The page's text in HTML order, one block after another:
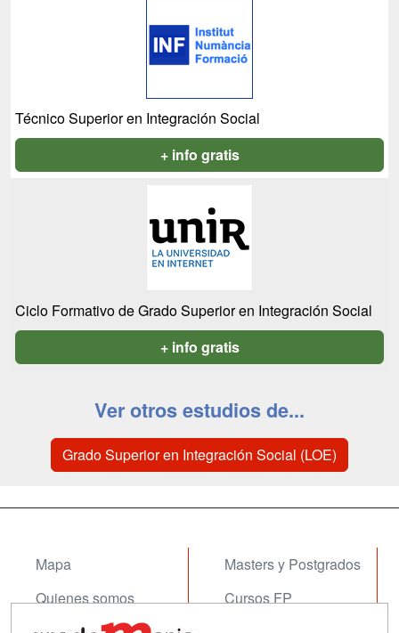
Técnico Superior en Integración Social
+ info gratis
Ciclo Formativo de Grado Superior en Integración Social
+ info gratis
Ver otros estudios de...
Grado Superior en Integración Social (LOE)
Mapa
Quienes somos
Masters y Postgrados
Cursos FP